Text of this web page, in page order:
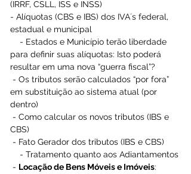
(IRRF, CSLL, ISS e INSS)
- Alíquotas (CBS e IBS) dos IVA´s federal,
estadual e municipal
- Estados e Município terão liberdade
para definir suas alíquotas: Isto poderá
resultar em uma nova “guerra fiscal”?
- Os tributos serão calculados “por fora”
em substituição ao sistema atual (por
dentro)
- Como calcular os novos tributos (IBS e
CBS)
- Fato Gerador dos tributos (IBS e CBS)
- Tratamento quanto aos Adiantamentos
- Locação de Bens Móveis e Imóveis: